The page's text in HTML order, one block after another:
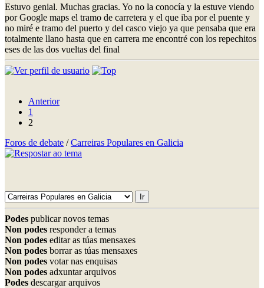
Estuvo genial. Muchas gracias. Yo no la conocía y la estuve viendo
por Google maps el tramo de carretera y el que iba por el puente y
no miré e tramo del puerto y del casco viejo ya que pensaba que era
totalmente llano hasta que en carrera me encontré con los repechitos
eses de las dos vueltas del final
Anterior
1
2
Foros de debate /Carreiras Populares en Galicia
Podes publicar novos temas
Non podes responder a temas
Non podes editar as túas mensaxes
Non podes borrar as túas mensaxes
Non podes votar nas enquisas
Non podes adxuntar arquivos
Podes descargar arquivos